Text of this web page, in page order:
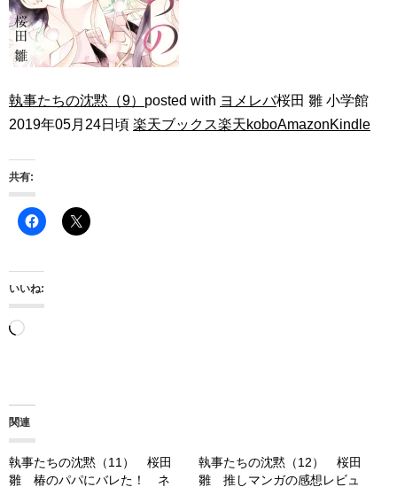
執事たちの沈黙（9） posted with ヨメレバ桜田 雛 小学館
2019年05月24日頃 楽天ブックス楽天koboAmazonKindle
共有:
いいね:
読
み
中…
関連
執事たちの沈黙（11） 桜田
雛 椿のパパにバレた！ ネ
執事たちの沈黙（12） 桜田
雛 推しマンガの感想レビュ